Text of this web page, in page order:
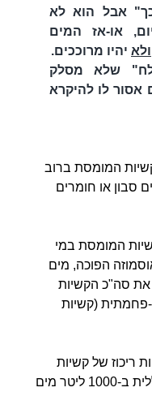
אבל הוא לא
או-אז המים
ולא יהיו מרוככים.
שלא מסלק
אסור לו להיקרא
המומסת ברוב
סבון או חומרים
המומסת במי
הפוכה, מים
את סה"כ הקשיות
פחמתית (קשיות
ריכוז של קשיות
כללית במים החל מ-5 גרם קשיות כללית ב-1000 ליטר מים